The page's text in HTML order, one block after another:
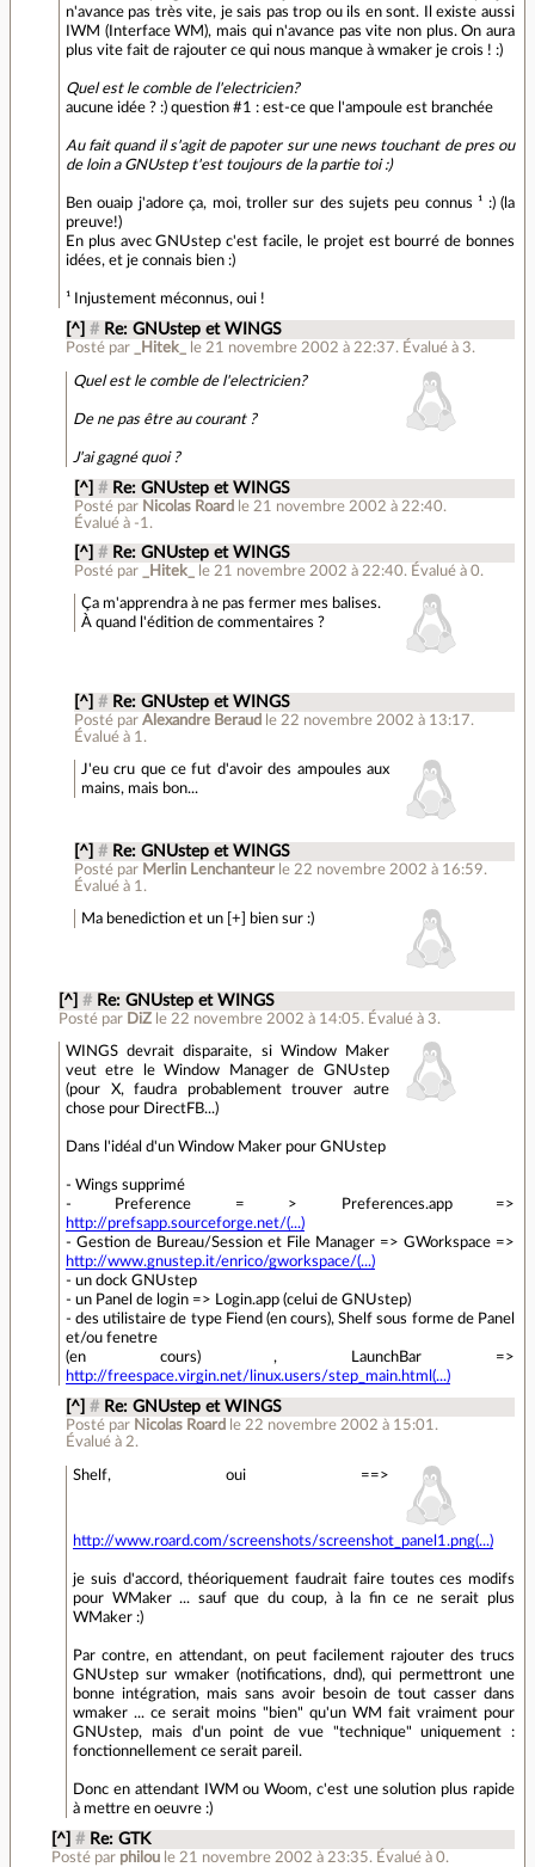
n'avance pas très vite, je sais pas trop ou ils en sont. Il existe aussi
IWM (Interface WM), mais qui n'avance pas vite non plus. On aura
plus vite fait de rajouter ce qui nous manque à wmaker je crois ! :)
Quel est le comble de l'electricien?
aucune idée ? :) question #1 : est-ce que l'ampoule est branchée
Au fait quand il s'agit de papoter sur une news touchant de pres ou
de loin a GNUstep t'est toujours de la partie toi :)
Ben ouaip j'adore ça, moi, troller sur des sujets peu connus ¹ :) (la
preuve!)
En plus avec GNUstep c'est facile, le projet est bourré de bonnes
idées, et je connais bien :)
¹ Injustement méconnus, oui !
[^] # Re: GNUstep et WINGS
Posté par _Hitek_ le 21 novembre 2002 à 22:37. Évalué à 3.
Quel est le comble de l'electricien?
De ne pas être au courant ?
J'ai gagné quoi ?
[^] # Re: GNUstep et WINGS
Posté par Nicolas Roard le 21 novembre 2002 à 22:40.
Évalué à -1 .
[^] # Re: GNUstep et WINGS
Posté par _Hitek_ le 21 novembre 2002 à 22:40. Évalué à 0.
Ça m'apprendra à ne pas fermer mes balises.
À quand l'édition de commentaires ?
[^] # Re: GNUstep et WINGS
Posté par Alexandre Beraud le 22 novembre 2002 à 13:17.
Évalué à 1 .
J'eu cru que ce fut d'avoir des ampoules aux
mains, mais bon...
[^] # Re: GNUstep et WINGS
Posté par Merlin Lenchanteur le 22 novembre 2002 à 16:59.
Évalué à 1 .
Ma benediction et un [+] bien sur :)
[^] # Re: GNUstep et WINGS
Posté par DiZ le 22 novembre 2002 à 14:05. Évalué à 3.
WINGS devrait disparaite, si Window Maker
veut etre le Window Manager de GNUstep
(pour X, faudra probablement trouver autre
chose pour DirectFB...)
Dans l'idéal d'un Window Maker pour GNUstep
- Wings supprimé
- Preference = > Preferences.app =>
http://prefsapp.sourceforge.net/(...)
- Gestion de Bureau/Session et File Manager => GWorkspace =>
http://www.gnustep.it/enrico/gworkspace/(...)
- un dock GNUstep
- un Panel de login => Login.app (celui de GNUstep)
- des utilistaire de type Fiend (en cours), Shelf sous forme de Panel
et/ou fenetre
(en cours) , LaunchBar =>
http://freespace.virgin.net/linux.users/step_main.html(...)
[^] # Re: GNUstep et WINGS
Posté par Nicolas Roard le 22 novembre 2002 à 15:01.
Évalué à2.
Shelf, oui ==>
http://www.roard.com/screenshots/screenshot_panel1.png(...)
je suis d'accord, théoriquement faudrait faire toutes ces modifs
pour WMaker ... sauf que du coup, à la fin ce ne serait plus
WMaker :)
Par contre, en attendant, on peut facilement rajouter des trucs
GNUstep sur wmaker (notifications, dnd), qui permettront une
bonne intégration, mais sans avoir besoin de tout casser dans
wmaker ... ce serait moins "bien" qu'un WM fait vraiment pour
GNUstep, mais d'un point de vue "technique" uniquement :
fonctionnellement ce serait pareil.
Donc en attendant IWM ou Woom, c'est une solution plus rapide
à mettre en oeuvre :)
[^] # Re: GTK
Posté par philou le 21 novembre 2002 à 23:35. Évalué à 0.